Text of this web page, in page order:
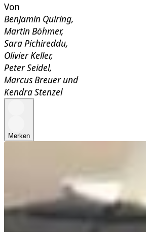
Von
Benjamin Quiring,
Martin Böhmer,
Sara Pichireddu,
Olivier Keller,
Peter Seidel,
Marcus Breuerund
Kendra Stenzel
Merken